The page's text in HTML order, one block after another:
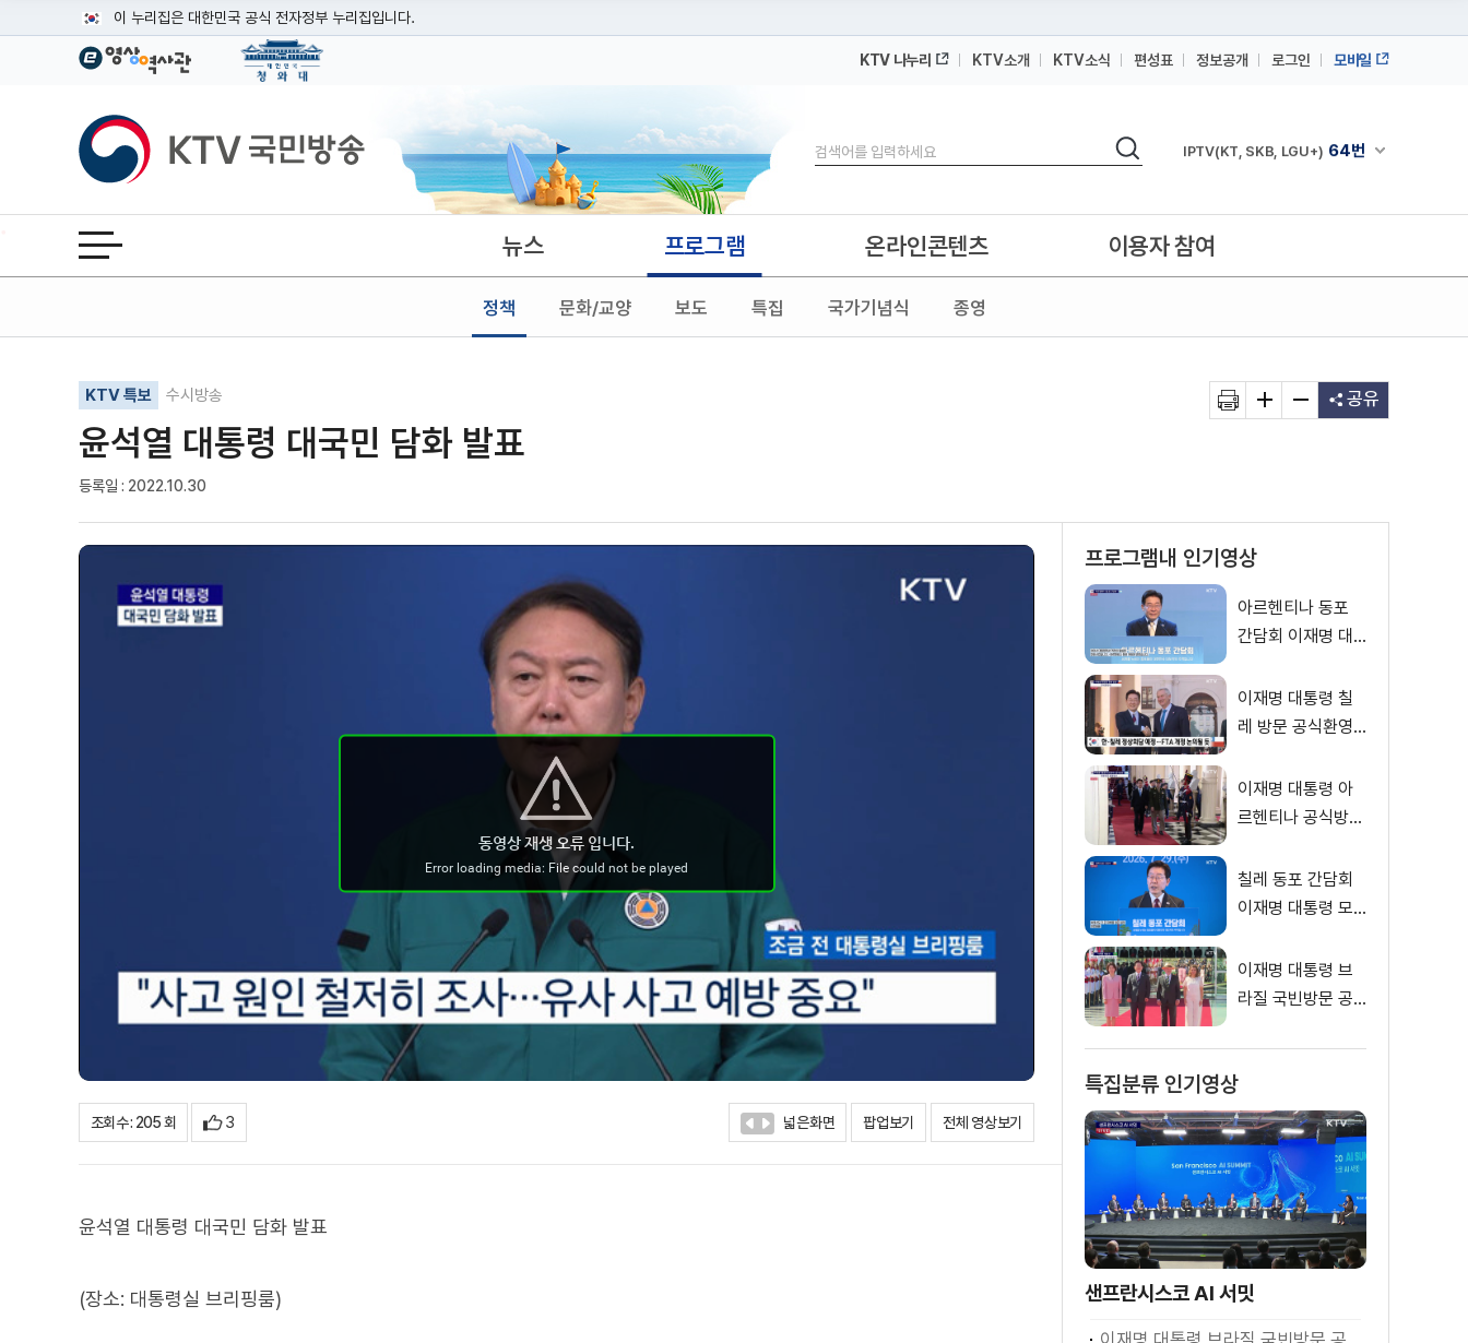
이 누리집은 대한민국 공식 전자정부 누리집입니다.
공식 누리집 주소 확인하기
이밖에 or.kr 또는 .kr등 다른 도메인 주소를 사용하고 있다면 아래 URL에서 도메인 주소를 확인해 보세요
운영중인 공식 누리집보기
KTV 나누리 KTV소개 KTV소식 편성표 정보공개 로그인 모바일
KTV국민방송
검색
검색 채널안내 펼쳐
IPTV(KT, SKB, LGU+) 64번
IPTV(KT, SKB, LGU+)
전체메뉴 열기 뉴스 프로그램
정책 문화/교양 보도 특집 국가기념식 종영
온라인콘텐츠 이용자 참여
KTV 특보 수시방송
윤석열 대통령 대국민 담화 발표
등록일 : 2022.10.30
기사인쇄
글자확대
글자축소 공유
조회수 : 205 회 3 넓은화면 팝업보기 전체 영상보기
윤석열 대통령 대국민 담화 발표
(장소: 대통령실 브리핑룸)
프로그램내 인기영상
아르헨티나 동포
간담회 이재명 대
이재명 대통령 칠
레 방문 공식환영
이재명 대통령 아
르헨티나 공식방문
칠레 동포 간담회
이재명 대통령 모
이재명 대통령 브
라질 국빈방문 공
특집분류 인기영상
샌프란시스코 AI 서밋